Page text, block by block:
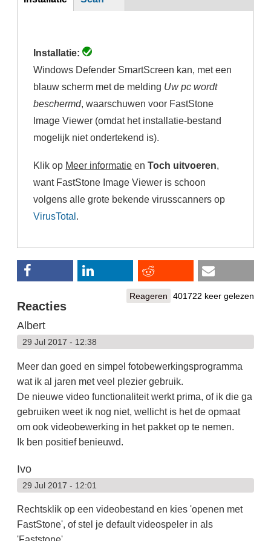
Installatie:
Windows Defender SmartScreen kan, met een
blauw scherm met de melding Uw pc wordt
beschermd, waarschuwen voor FastStone
Image Viewer (omdat het installatie-bestand
mogelijk niet ondertekend is).
Klik op Meer informatie enToch uitvoeren,
want FastStone Image Viewer is schoon
volgens alle grote bekende virusscanners op
VirusTotal.
Reageren 401722 keer gelezen
Reacties
Albert
29 Jul 2017 - 12:38
Meer dan goed en simpel fotobewerkingsprogramma
wat ik al jaren met veel plezier gebruik.
De nieuwe video functionaliteit werkt prima, of ik die ga
gebruiken weet ik nog niet, wellicht is het de opmaat
om ook videobewerking in het pakket op te nemen.
Ik ben positief benieuwd.
Ivo
29 Jul 2017 - 12:01
Rechtsklik op een videobestand en kies 'openen met
FastStone', of stel je default videospeler in als